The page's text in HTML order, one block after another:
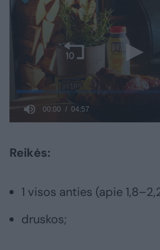
Reikės:
1 visos anties (apie
druskos;